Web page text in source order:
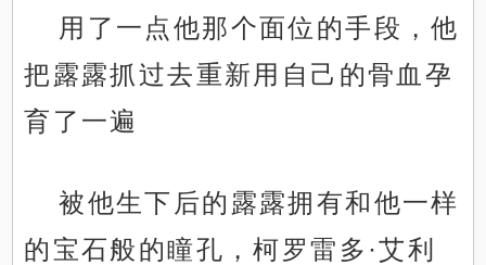
用了一点他那个面位的手段，他
把露露抓过去重新用自己的骨血孕
育了一遍
被他生下后的露露拥有和他一样
的宝石般的瞳孔，柯罗雷多·艾利